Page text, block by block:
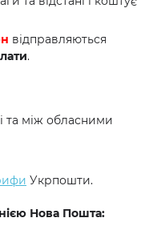
відправляються
.
та між обласними
Укрпошти.
Нова Пошта: